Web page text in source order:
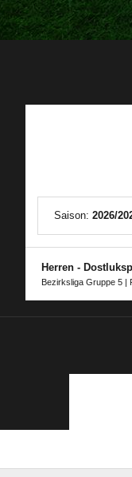
Saison: 2026/
Herren -
Bezirksliga Gruppe 5 |